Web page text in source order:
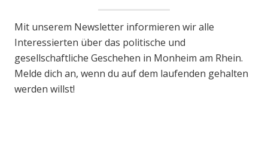
Mit unserem Newsletter informieren wir alle
Interessierten über das politische und
gesellschaftliche Geschehen in Monheim am Rhein.
Melde dich an, wenn du auf dem laufenden gehalten
werden willst!